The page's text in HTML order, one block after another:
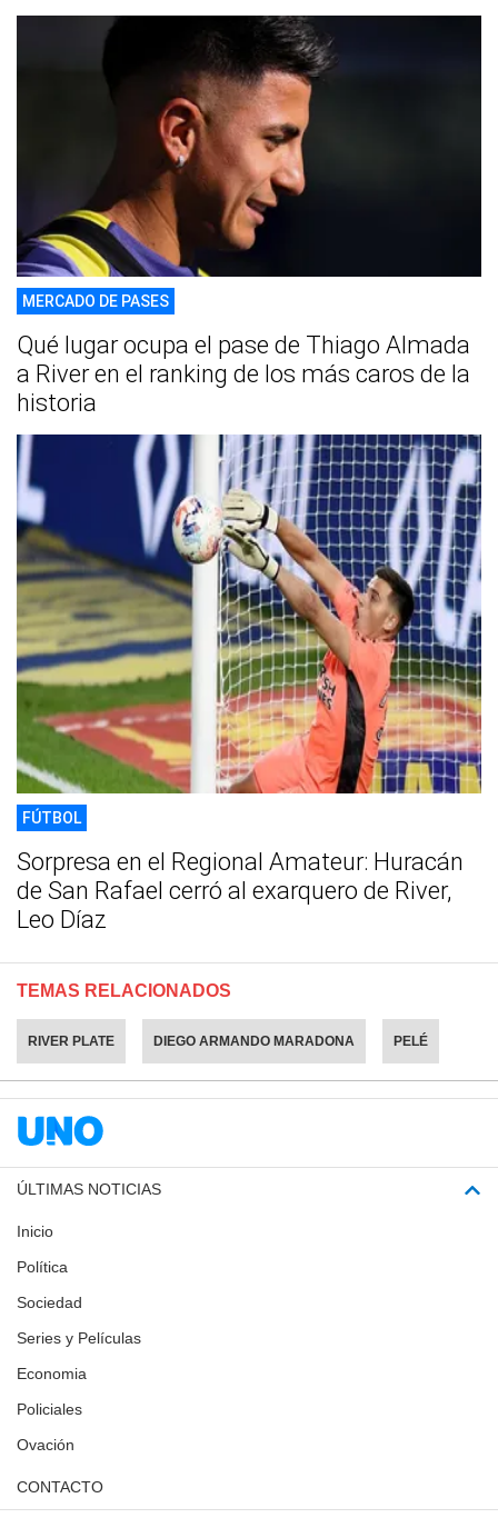
MERCADO DE PASES
Qué lugar ocupa el pase de Thiago Almada
a River en el ranking de los más caros de la
historia
FÚTBOL
Sorpresa en el Regional Amateur: Huracán
de San Rafael cerró al exarquero de River,
Leo Díaz
TEMAS RELACIONADOS
RIVER PLATE DIEGO ARMANDO MARADONA PELÉ
ÚLTIMAS NOTICIAS
Inicio
Política
Sociedad
Series y Películas
Economia
Policiales
Ovación
CONTACTO